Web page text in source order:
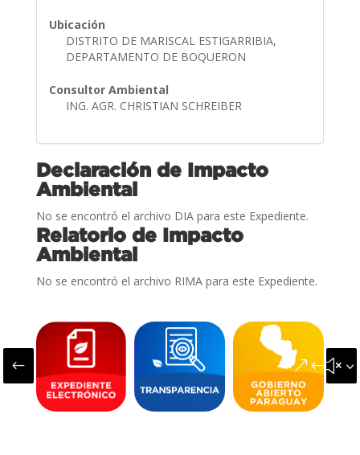
Ubicación
DISTRITO DE MARISCAL ESTIGARRIBIA,
DEPARTAMENTO DE BOQUERON
Consultor Ambiental
ING. AGR. CHRISTIAN SCHREIBER
Declaración de Impacto
Ambiental
No se encontró el archivo DIA para este Expediente.
Relatorio de Impacto
Ambiental
No se encontró el archivo RIMA para este Expediente.
#